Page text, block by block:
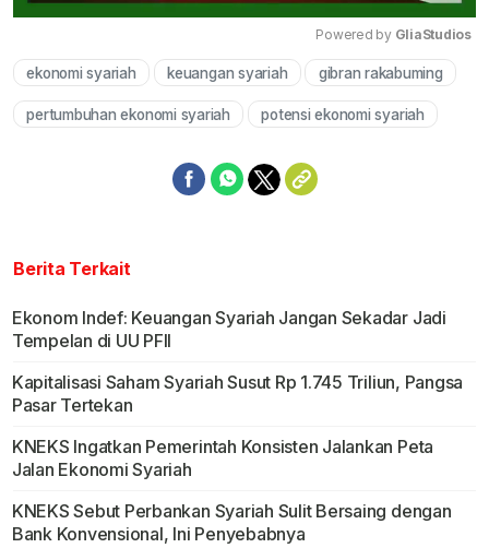
Mute
Powered by GliaStudios
ekonomi syariah keuangan syariah gibran rakabuming
pertumbuhan ekonomi syariah potensi ekonomi syariah
Berita Terkait
Ekonom Indef: Keuangan Syariah Jangan Sekadar Jadi
Tempelan di UU PFII
Kapitalisasi Saham Syariah Susut Rp 1.745 Triliun, Pangsa
Pasar Tertekan
KNEKS Ingatkan Pemerintah Konsisten Jalankan Peta
Jalan Ekonomi Syariah
KNEKS Sebut Perbankan Syariah Sulit Bersaing dengan
Bank Konvensional, Ini Penyebabnya